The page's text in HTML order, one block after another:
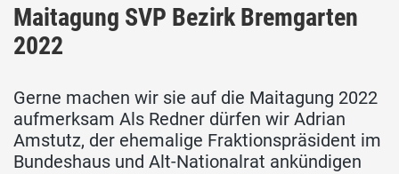
Maitagung SVP Bezirk Bremgarten
2022
Gerne machen wir sie auf die Maitagung 2022
aufmerksam Als Redner dürfen wir Adrian
Amstutz, der ehemalige Fraktionspräsident im
Bundeshaus und Alt-Nationalrat ankündigen